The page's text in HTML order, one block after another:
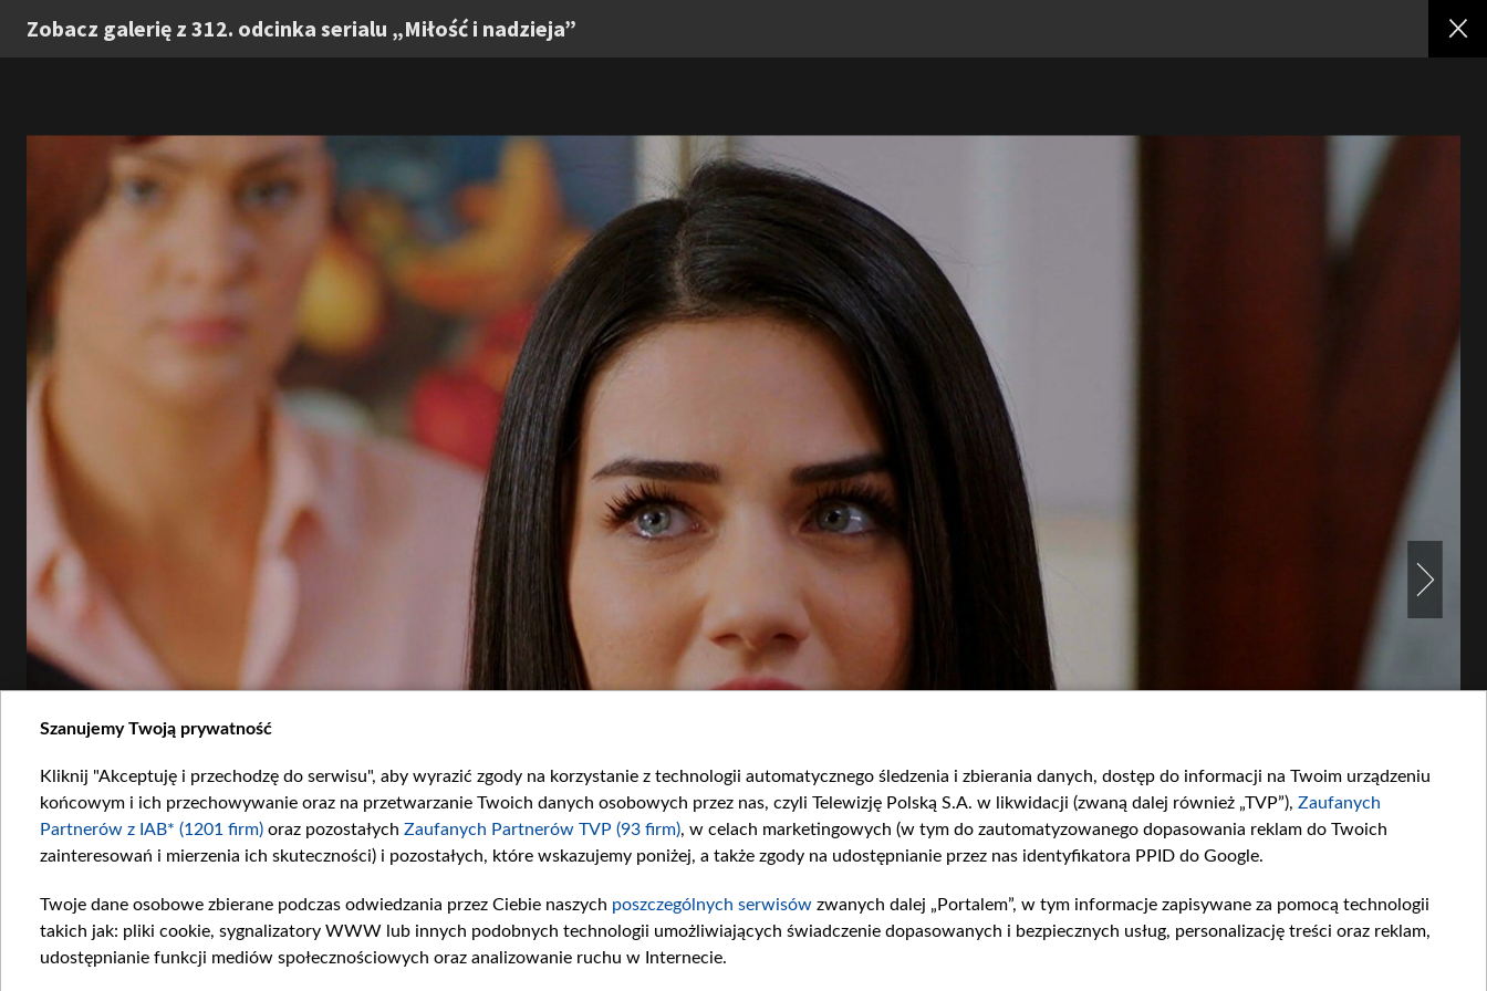
Zobacz galerię z 312. odcinka serialu „Miłość i nadzieja”
Zbrodnia Bahar zostaje odkryta przez jej męża. Fot. Materiały prasowe
Szanujemy Twoją prywatność
Kliknij "Akceptuję i przechodzę do serwisu", aby wyrazić zgody na korzystanie z technologii automatycznego śledzenia i zbierania danych, dostęp do informacji na Twoim urządzeniu
końcowym i ich przechowywanie oraz na przetwarzanie Twoich danych osobowych przez nas, czyli Telewizję Polską S.A. w likwidacji (zwaną dalej również „TVP”), Zaufanych
Partnerów z IAB* (1201 firm) oraz pozostałych Zaufanych Partnerów TVP (93 firm), w celach marketingowych (w tym do zautomatyzowanego dopasowania reklam do Twoich
zainteresowań i mierzenia ich skuteczności) i pozostałych, które wskazujemy poniżej, a także zgody na udostępnianie przez nas identyfikatora PPID do Google.
Twoje dane osobowe zbierane podczas odwiedzania przez Ciebie naszych poszczególnych serwisów zwanych dalej „Portalem”, w tym informacje zapisywane za pomocą technologii
takich jak: pliki cookie, sygnalizatory WWW lub innych podobnych technologii umożliwiających świadczenie dopasowanych i bezpiecznych usług, personalizację treści oraz reklam,
udostępnianie funkcji mediów społecznościowych oraz analizowanie ruchu w Internecie.